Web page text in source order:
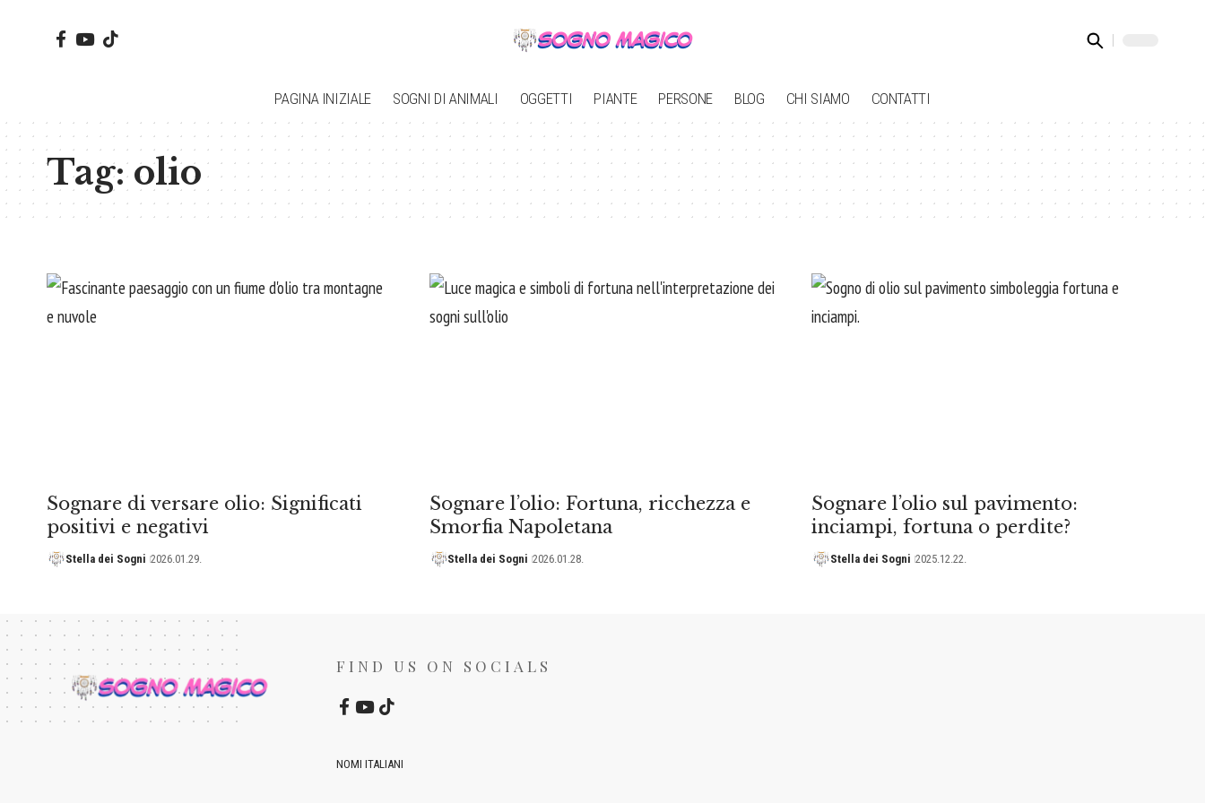
PAGINA INIZIALE SOGNI DI ANIMALI OGGETTI PIANTE PERSONE BLOG CHI SIAMO CONTATTI
Tag:olio
Sognare di versare olio: Significati
positivi e negativi
Stella dei Sogni 2026.01.29.
Sognare l’olio: Fortuna, ricchezza e
Smorfia Napoletana
Stella dei Sogni 2026.01.28.
Sognare l’olio sul pavimento:
inciampi, fortuna o perdite?
Stella dei Sogni 2025.12.22.
FIND US ON SOCIALS
NOMI ITALIANI